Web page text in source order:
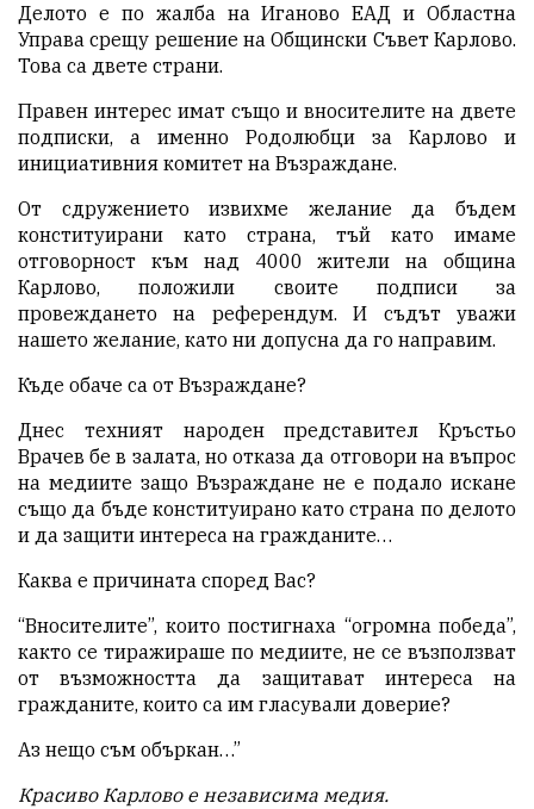
Делото е по жалба на Иганово ЕАД и Областна
Управа срещу решение на Общински Съвет Карлово.
Това са двете страни.
Правен интерес имат също и вносителите на двете
подписки, а именно Родолюбци за Карлово и
инициативния комитет на Възраждане.
От сдружението извихме желание да бъдем
конституирани като страна, тъй като имаме
отговорност към над 4000 жители на община
Карлово, положили своите подписи за
провеждането на референдум. И съдът уважи
нашето желание, като ни допусна да го направим.
Къде обаче са от Възраждане?
Днес техният народен представител Кръстьо
Врачев бе в залата, но отказа да отговори на въпрос
на медиите защо Възраждане не е подало искане
също да бъде конституирано като страна по делото
и да защити интереса на гражданите…
Каква е причината според Вас?
“Вносителите”, които постигнаха “огромна победа”,
както се тиражираше по медиите, не се възползват
от възможността да защитават интереса на
гражданите, които са им гласували доверие?
Аз нещо съм объркан…”
Красиво Карлово е независима медия.